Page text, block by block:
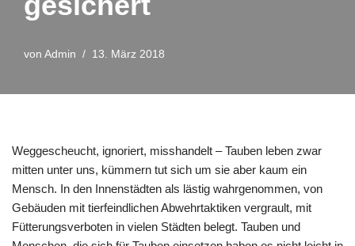
von Admin 13. März 2018
Weggescheucht, ignoriert, misshandelt – Tauben leben zwar
mitten unter uns, kümmern tut sich um sie aber kaum ein
Mensch. In den Innenstädten als lästig wahrgenommen, von
Gebäuden mit tierfeindlichen Abwehrtaktiken vergrault, mit
Fütterungsverboten in vielen Städten belegt. Tauben und